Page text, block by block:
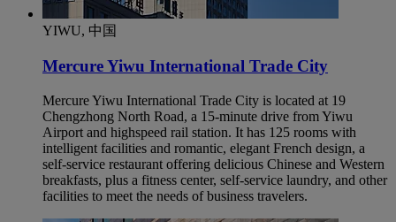
YIWU, 中国
Mercure Yiwu International Trade City
Mercure Yiwu International Trade City is located at 19
Chengzhong North Road, a 15-minute drive from Yiwu
Airport and highspeed rail station. It has 125 rooms with
intelligent facilities and romantic, elegant French design, a
self-service restaurant offering delicious Chinese and Western
breakfasts, plus a fitness center, self-service laundry, and other
facilities to meet the needs of business travelers.